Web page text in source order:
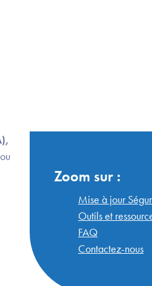
Zoom sur :
Mise à jour Ségur
Outils et
FAQ
Contactez-nous